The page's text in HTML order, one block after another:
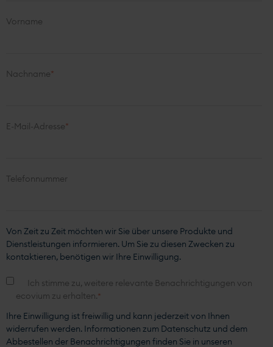
Vorname
Nachname*
E-Mail-Adresse*
Telefonnummer
Von Zeit zu Zeit möchten wir Sie über unsere Produkte und
Dienstleistungen informieren. Um Sie zu diesen Zwecken zu
kontaktieren, benötigen wir Ihre Einwilligung.
Ich stimme zu, weitere relevante Benachrichtigungen von
ecovium zu erhalten.*
Ihre Einwilligung ist freiwillig und kann jederzeit von Ihnen
widerrufen werden. Informationen zum Datenschutz und dem
Abbestellen der Benachrichtigungen finden Sie in unseren